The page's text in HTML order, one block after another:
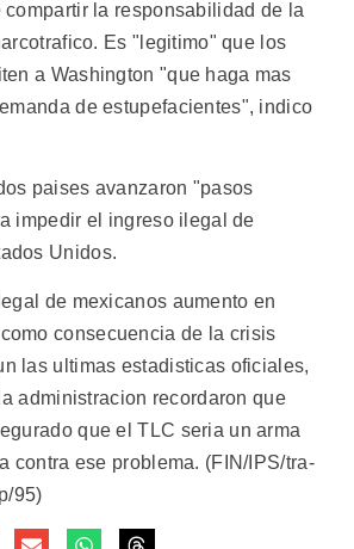
compartir la responsabilidad de la
Es "legitimo" que los
a Washington "que haga mas
de estupefacientes", indico
paises avanzaron "pasos
impedir el ingreso ilegal de
Unidos.
de mexicanos aumento en
consecuencia de la crisis
las ultimas estadisticas oficiales,
administracion recordaron que
que el TLC seria un arma
contra ese problema. (FIN/IPS/tra-
95)